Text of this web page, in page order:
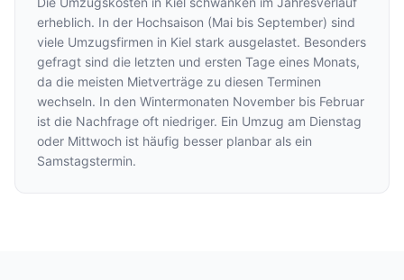
erheblich. In der Hochsaison (Mai bis September) sind
viele Umzugsfirmen in Kiel stark ausgelastet. Besonders
gefragt sind die letzten und ersten Tage eines Monats,
da die meisten Mietverträge zu diesen Terminen
wechseln. In den Wintermonaten November bis Februar
ist die Nachfrage oft niedriger. Ein Umzug am Dienstag
oder Mittwoch ist häufig besser planbar als ein
Samstagstermin.